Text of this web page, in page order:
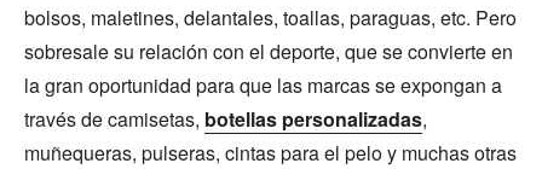
bolsos, maletines, delantales, toallas, paraguas, etc. Pero
sobresale su relación con el deporte, que se convierte en
la gran oportunidad para que las marcas se expongan a
través de camisetas, botellas personalizadas,
muñequeras, pulseras, cintas para el pelo y muchas otras